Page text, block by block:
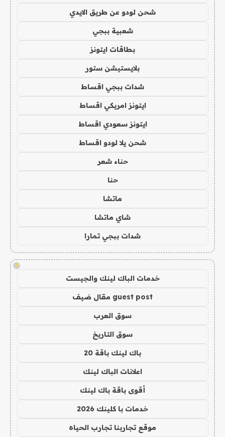
شحن لودو عن طريق الايدي
شعبية ببجي
بطاقات ايتونز
بلايستيشن ستور
شدات ببجي اقساط
ايتونز امريكي اقساط
ايتونز سعودي اقساط
شحن يلا لودو اقساط
حناء شعر
حنا
ماتشا
شاي ماتشا
شدات ببجي تمارا
!
خدمات الباك لينك والجيست
guest post مقال ضيف
سوق العرب
سوق التاريخ
باك لينك باقة 20
اعلانات الباك لينك
أقوى باقة باك لينك
خدمات با كلينك 2026
موقع تجاربنا تجارب الحياه